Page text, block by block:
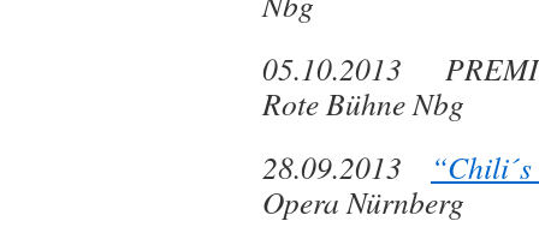
05.10.2013
Rote Bühne Nbg
28.09.2013
Opera Nürnberg